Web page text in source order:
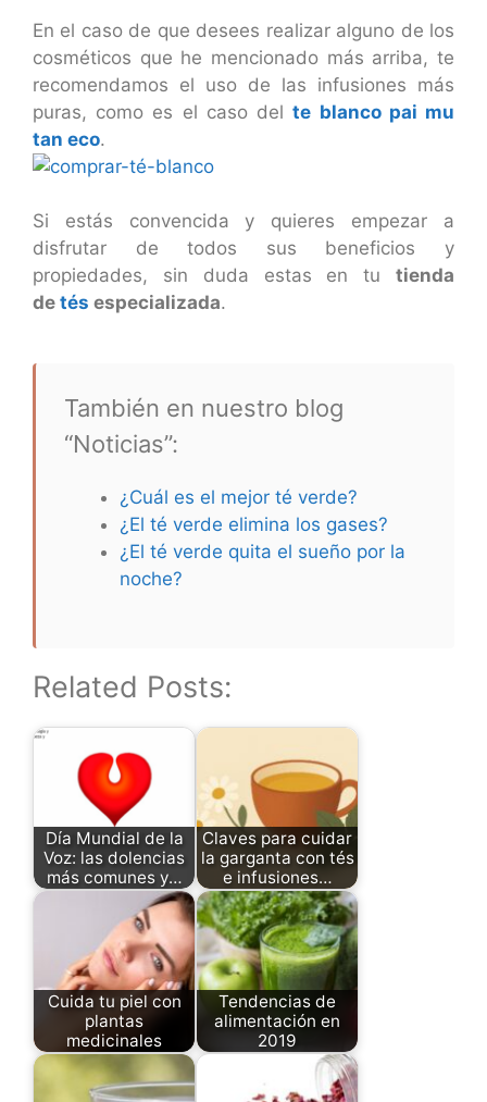
En el caso de que desees realizar alguno de los
cosméticos que he mencionado más arriba, te
recomendamos el uso de las infusiones más
puras, como es el caso delte blanco pai mu
tan eco.
Si estás convencida y quieres empezar a
disfrutar de todos sus beneficios y
propiedades, sin duda estas en tu tienda
de tés especializada.
También en nuestro blog
“Noticias”:
¿Cuál es el mejor té verde?
¿El té verde elimina los gases?
¿El té verde quita el sueño por la
noche?
Related Posts:
Día Mundial de la
Voz: las dolencias
más comunes y…
Claves para cuidar
la garganta con tés
e infusiones…
Cuida tu piel con
plantas
medicinales
Tendencias de
alimentación en
2019